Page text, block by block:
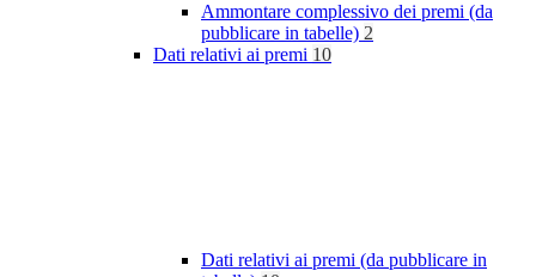
Ammontare complessivo dei premi (da
pubblicare in tabelle) 2
Dati relativi ai premi 10
Dati relativi ai premi (da pubblicare in